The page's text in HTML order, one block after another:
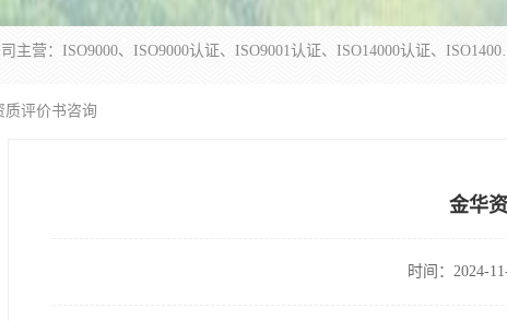
杭州贝安企业管理有限公
质评价书咨询
金华
时间：2024-